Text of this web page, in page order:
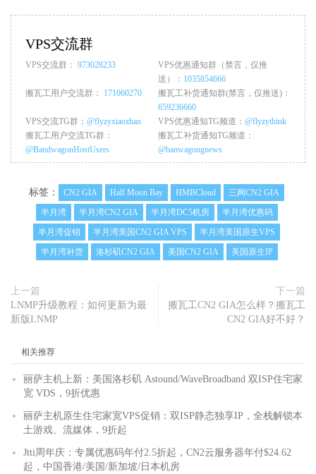
VPS交流群
VPS交流群： 973028233
VPS优惠通知群（禁言，仅推
送）： 1035854666
搬瓦工用户交流群： 171060270
搬瓦工补货通知群(禁言，仅推送)：
659236660
VPS交流TG群： @flyzyxiaozhan VPS优惠通知TG频道： @flyzythink
搬瓦工用户交流TG群：
@BandwagonHostUsers
搬瓦工补货通知TG频道：
@banwagongnews
标签： CN2 GIA Half Moon Bay HMBCloud
三网CN2 GIA
半月湾
半月湾CN2 GIA 半月湾DC5机房
半月湾优惠码
半月湾促销
半月湾美国CN2 GIA VPS
半月湾美国原生VPS
半月湾补货
洛杉矶CN2 GIA 美国CN2 GIA 美国原生IP
上一篇
LNMP升级教程：如何更新为最
新版LNMP
下一篇
搬瓦工CN2 GIA怎么样？搬瓦工
CN2 GIA好不好？
相关推荐
丽萨主机上新：美国洛杉矶 Astound/WaveBroadband 双ISP住宅家
宽 VDS，9折优惠
丽萨主机原生住宅家宽VPS促销：双ISP静态独享IP，全栈解锁本
土游戏、流媒体，9折起
Jtti周年庆：专属优惠码年付2.5折起，CN2云服务器年付$24.62
起，中国香港/美国/新加坡/日本机房